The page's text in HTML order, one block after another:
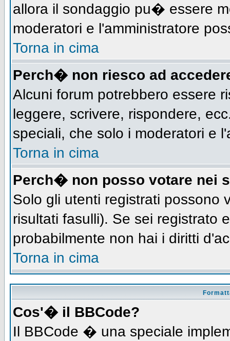
allora il sondaggio pu� essere
moderatori e l'amministratore
Torna in cima
Perch� non riesco ad
Alcuni forum potrebbero essere
leggere, scrivere, rispondere,
speciali, che solo i moderatori e
Torna in cima
Perch� non posso votare nei
Solo gli utenti registrati possono
risultati fasulli). Se sei registrato
probabilmente non hai i diritti
Torna in cima
Cos'� il BBCode?
Il BBCode � una speciale